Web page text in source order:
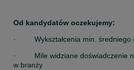
Od kandydatów oczekujemy:
·         Wykształcenia min.
·         Mile widziane
w branży